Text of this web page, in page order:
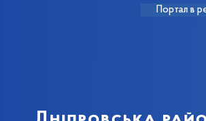
Портал в